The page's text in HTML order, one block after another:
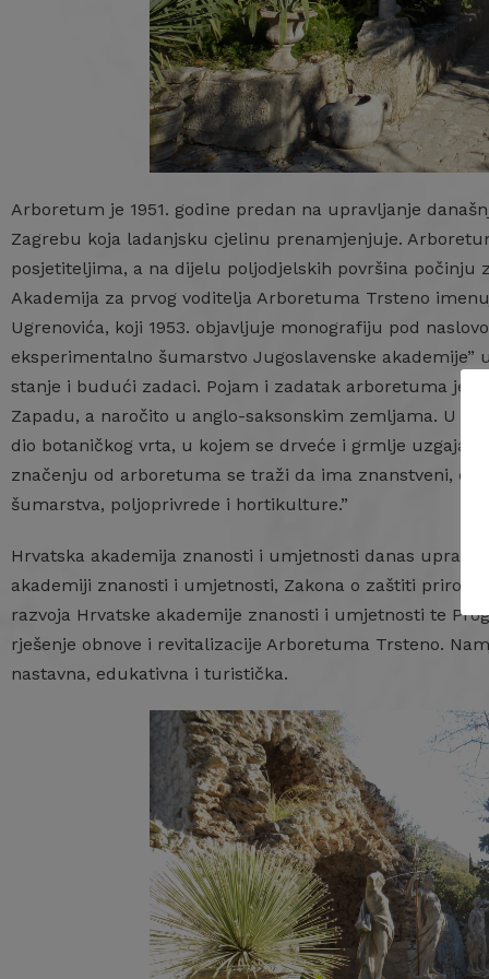
Arboretum je 1951. godine predan na upravljanje
Zagrebu koja ladanjsku cjelinu prenamjenjuje.
posjetiteljima, a na dijelu poljodjelskih površina počinju
Akademija za prvog voditelja Arboretuma Trsteno
Ugrenovića, koji 1953. objavljuje monografiju pod
eksperimentalno šumarstvo Jugoslavenske akademije”
stanje i budući zadaci. Pojam i zadatak arboretuma je
Zapadu, a naročito u anglo-saksonskim zemljama. U
dio botaničkog vrta, u kojem se drveće i grmlje
značenju od arboretuma se traži da ima znanstveni,
šumarstva, poljoprivrede i hortikulture.”
Hrvatska akademija znanosti i umjetnosti danas
akademiji znanosti i umjetnosti, Zakona o zaštiti
razvoja Hrvatske akademije znanosti i umjetnosti te
rješenje obnove i revitalizacije Arboretuma Trsteno.
nastavna, edukativna i turistička.